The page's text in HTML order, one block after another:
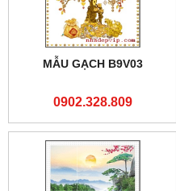
MẪU GẠCH B9V03
0902.328.809